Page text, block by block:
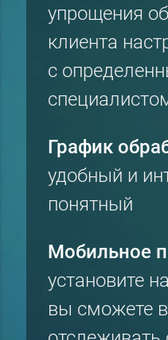
упрощения
клиента
с
График
удобный и
понятный
Мобильное
установите
вы сможете